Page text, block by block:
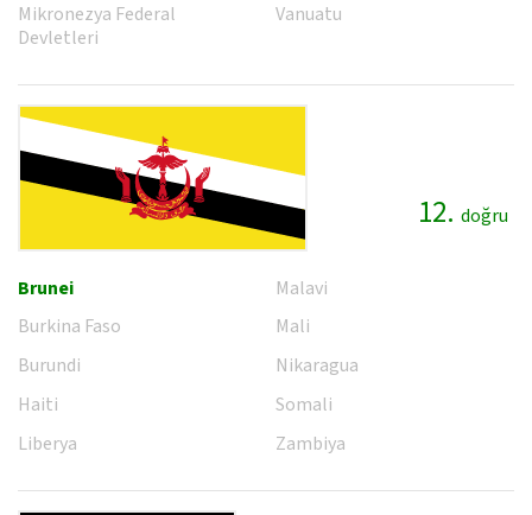
Mikronezya Federal
Devletleri
Vanuatu
12. doğru
Brunei
Burkina Faso
Burundi
Haiti
Liberya
Malavi
Mali
Nikaragua
Somali
Zambiya